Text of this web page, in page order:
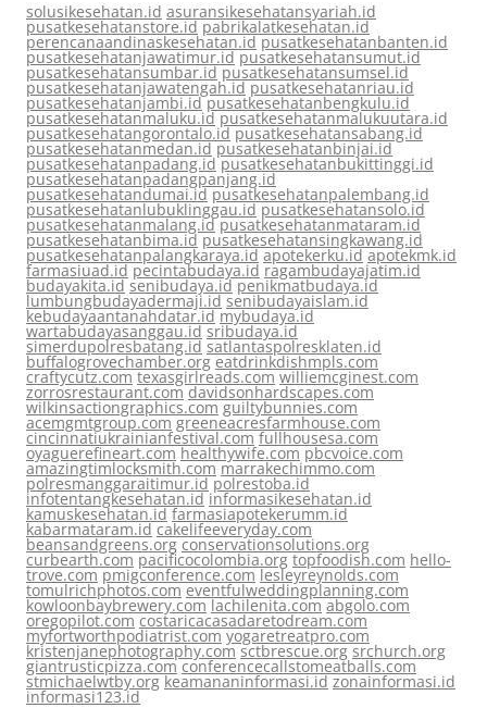
solusikesehatan.id asuransikesehatansyariah.id
pusatkesehatanstore.id pabrikalatkesehatan.id
perencanaandinaskesehatan.id pusatkesehatanbanten.id
pusatkesehatanjawatimur.id pusatkesehatansumut.id
pusatkesehatansumbar.id pusatkesehatansumsel.id
pusatkesehatanjawatengah.id pusatkesehatanriau.id
pusatkesehatanjambi.id pusatkesehatanbengkulu.id
pusatkesehatanmaluku.id pusatkesehatanmalukuutara.id
pusatkesehatangorontalo.id pusatkesehatansabang.id
pusatkesehatanmedan.id pusatkesehatanbinjai.id
pusatkesehatanpadang.id pusatkesehatanbukittinggi.id
pusatkesehatanpadangpanjang.id
pusatkesehatandumai.id pusatkesehatanpalembang.id
pusatkesehatanlubuklinggau.id pusatkesehatansolo.id
pusatkesehatanmalang.id pusatkesehatanmataram.id
pusatkesehatanbima.id pusatkesehatansingkawang.id
pusatkesehatanpalangkaraya.id apotekerku.id apotekmk.id
farmasiuad.id pecintabudaya.id ragambudayajatim.id
budayakita.id senibudaya.id penikmatbudaya.id
lumbungbudayadermaji.id senibudayaislam.id
kebudayaantanahdatar.id mybudaya.id
wartabudayasanggau.id sribudaya.id
simerdupolresbatang.id satlantaspolresklaten.id
buffalogrovechamber.org eatdrinkdishmpls.com
craftycutz.com texasgirlreads.com williemcginest.com
zorrosrestaurant.com davidsonhardscapes.com
wilkinsactiongraphics.com guiltybunnies.com
acemgmtgroup.com greeneacresfarmhouse.com
cincinnatiukrainianfestival.com fullhousesa.com
oyaguerefineart.com healthywife.com pbcvoice.com
amazingtimlocksmith.com marrakechimmo.com
polresmanggaraitimur.id polrestoba.id
infotentangkesehatan.id informasikesehatan.id
kamuskesehatan.id farmasiapotekerumm.id
kabarmataram.id cakelifeeveryday.com
beansandgreens.org conservationsolutions.org
curbearth.com pacificocolombia.org topfoodish.com hello-
trove.com pmigconference.com lesleyreynolds.com
tomulrichphotos.com eventfulweddingplanning.com
kowloonbaybrewery.com lachilenita.com abgolo.com
oregopilot.com costaricacasadaretodream.com
myfortworthpodiatrist.com yogaretreatpro.com
kristenjanephotography.com sctbrescue.org srchurch.org
giantrusticpizza.com conferencecallstomeatballs.com
stmichaelwtby.org keamananinformasi.id zonainformasi.id
informasi123.id